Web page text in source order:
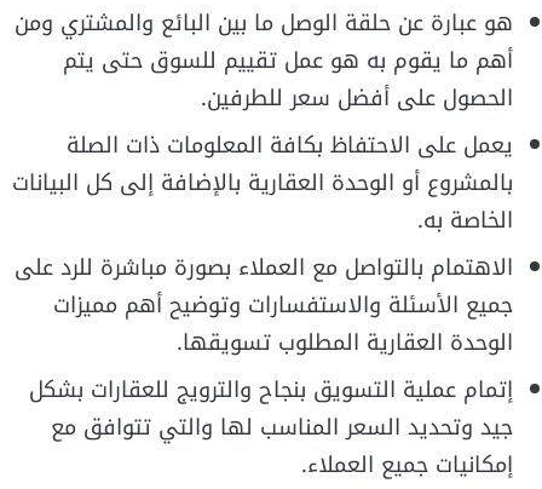
هو عبارة عن حلقة الوصل ما بين البائع والمشتري ومن
أهم ما يقوم به هو عمل تقييم للسوق حتى يتم
الحصول على أفضل سعر للطرفين.
يعمل على الاحتفاظ بكافة المعلومات ذات الصلة
بالمشروع أو الوحدة العقارية بالإضافة إلى كل البيانات
الخاصة به.
الاهتمام بالتواصل مع العملاء بصورة مباشرة للرد على
جميع الأسئلة والاستفسارات وتوضيح أهم مميزات
الوحدة العقارية المطلوب تسويقها.
إتمام عملية التسويق بنجاح والترويج للعقارات بشكل
جيد وتحديد السعر المناسب لها والتي تتوافق مع
إمكانيات جميع العملاء.